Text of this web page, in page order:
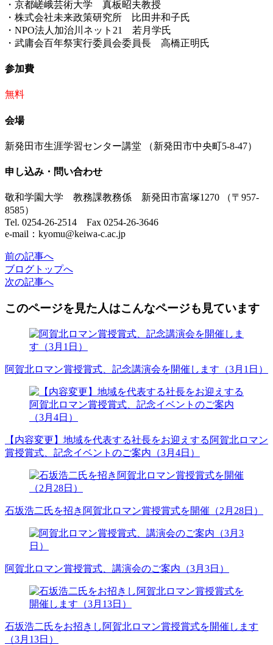
・京都嵯峨芸術大学 真板昭夫教授
・株式会社未来政策研究所 比田井和子氏
・NPO法人加治川ネット21 若月学氏
・武庸会百年祭実行委員会委員長 高橋正明氏
参加費
無料
会場
新発田市生涯学習センター講堂 （新発田市中央町5-8-47）
申し込み・問い合わせ
敬和学園大学 教務課教務係 新発田市富塚1270 （〒957-
8585）
Tel. 0254-26-2514 Fax 0254-26-3646
e-mail：kyomu@keiwa-c.ac.jp
前の記事へ
ブログ トップへ
次の記事へ
このページを見た人はこんなページも見ています
阿賀北ロマン賞授賞式、記念講演会を開催します（3月1日）
【内容変更】地域を代表する社長をお迎えする阿賀北ロマン
賞授賞式、記念イベントのご案内（3月4日）
石坂浩二氏を招き阿賀北ロマン賞授賞式を開催（2月28日）
阿賀北ロマン賞授賞式、講演会のご案内（3月3日）
石坂浩二氏をお招きし阿賀北ロマン賞授賞式を開催します
（3月13日）